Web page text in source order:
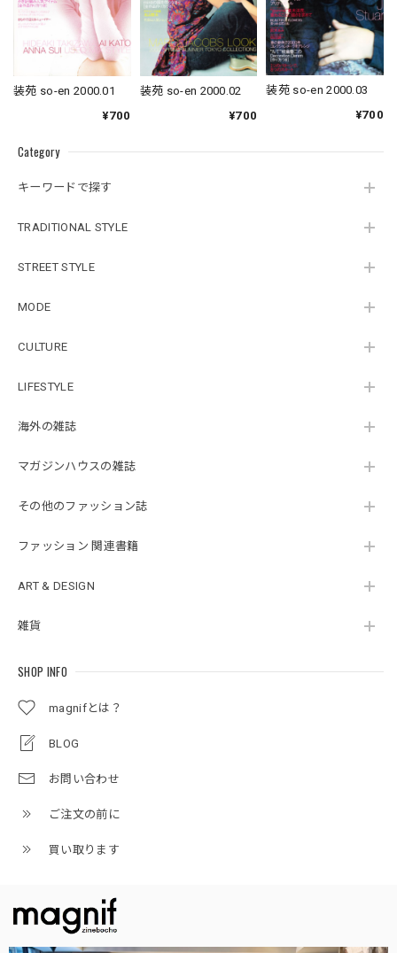
Category
キーワードで探す
TRADITIONAL STYLE
STREET STYLE
MODE
CULTURE
LIFESTYLE
海外の雑誌
マガジンハウスの雑誌
その他のファッション誌
ファッション 関連書籍
ART & DESIGN
雑貨
SHOP INFO
magnifとは？
BLOG
お問い合わせ
ご注文の前に
買い取ります
装苑 so-en 2000.01
¥700
装苑 so-en 2000.02
¥700
装苑 so-en 2000.03
¥700